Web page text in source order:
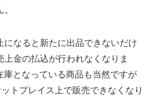
になると新たに出品できないだけ
上金の払込が行われなくなりま
庫となっている商品も当然ですが
トプレイス上で販売できなくなり